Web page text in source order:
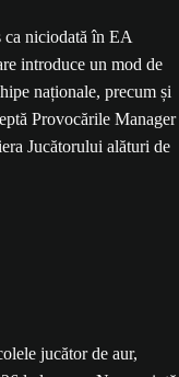
ca niciodată în EA
introduce un mod de
naționale, precum și
Provocările Manager
Jucătorului alături de
jucător de aur,